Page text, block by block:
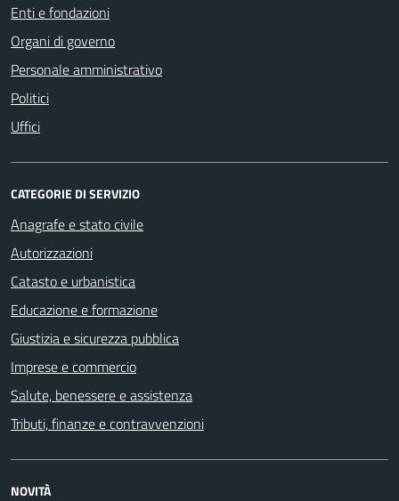
Enti e fondazioni
Organi di governo
Personale amministrativo
Politici
Uffici
CATEGORIE DI SERVIZIO
Anagrafe e stato civile
Autorizzazioni
Catasto e urbanistica
Educazione e formazione
Giustizia e sicurezza pubblica
Imprese e commercio
Salute, benessere e assistenza
Tributi, finanze e contravvenzioni
NOVITÀ